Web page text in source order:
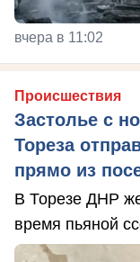
вчера в 11:02
Происшествия
Застолье с
Тореза
прямо из
В Торезе ДНР
время пьяной